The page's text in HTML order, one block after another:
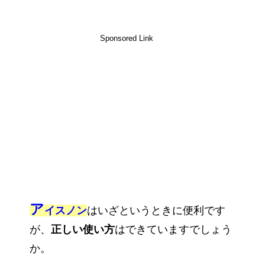
Sponsored Link
アイスノンはいざというときに便利です
が、 正しい使い方はできていますでしょう
か。